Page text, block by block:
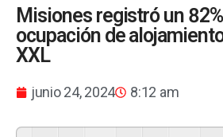
Misiones registró un
ocupación de
XXL
junio 24, 2024 8:12 am